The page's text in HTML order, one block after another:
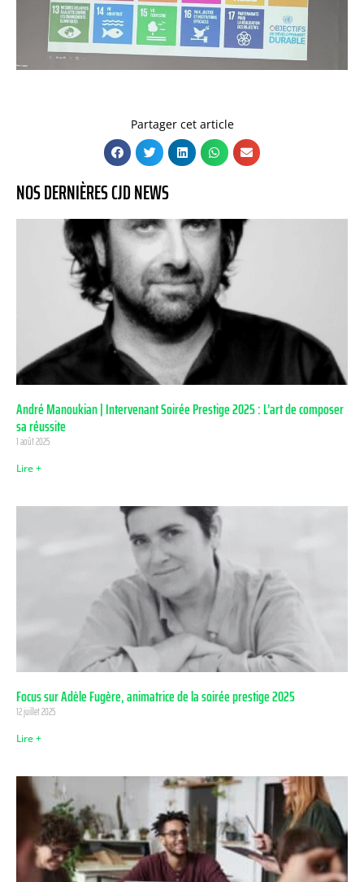
Partager cet article
NOS DERNIÈRES CJD NEWS
André Manoukian | Intervenant Soirée Prestige 2025 : L’art de composer
sa réussite
1 août 2025
Lire +
Focus sur Adèle Fugère, animatrice de la soirée prestige 2025
12 juillet 2025
Lire +